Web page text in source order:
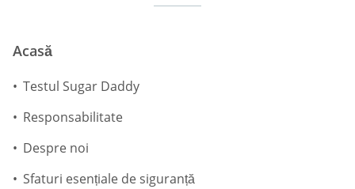
Acasă
Testul Sugar Daddy
Responsabilitate
Despre noi
Sfaturi esențiale de siguranță